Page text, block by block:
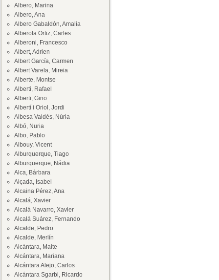
Albero, Marina
Albero, Ana
Albero Gabaldón, Amalia
Alberola Ortiz, Carles
Alberoni, Francesco
Albert, Adrien
Albert García, Carmen
Albert Varela, Mireia
Alberte, Montse
Alberti, Rafael
Alberti, Gino
Albertí i Oriol, Jordi
Albesa Valdés, Núria
Albó, Nuria
Albo, Pablo
Albouy, Vicent
Alburquerque, Tiago
Alburquerque, Nádia
Alca, Bárbara
Alçada, Isabel
Alcaina Pérez, Ana
Alcalá, Xavier
Alcalá Navarro, Xavier
Alcalá Suárez, Fernando
Alcalde, Pedro
Alcalde, Merlín
Alcántara, Maite
Alcántara, Mariana
Alcántara Alejo, Carlos
Alcántara Sgarbi, Ricardo